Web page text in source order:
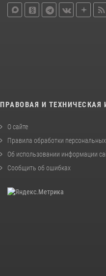
ПРАВОВАЯ И
О сайте
Правила обработки
Об использовании информации
Сообщить об ошибках